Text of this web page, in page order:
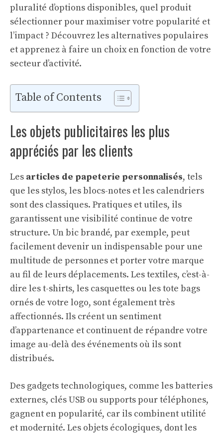
pluralité d’options disponibles, quel produit
sélectionner pour maximiser votre popularité et
l’impact ? Découvrez les alternatives populaires
et apprenez à faire un choix en fonction de votre
secteur d’activité.
Table of Contents
Les objets publicitaires les plus
appréciés par les clients
Les articles de papeterie personnalisés, tels
que les stylos, les blocs-notes et les calendriers
sont des classiques. Pratiques et utiles, ils
garantissent une visibilité continue de votre
structure. Un bic brandé, par exemple, peut
facilement devenir un indispensable pour une
multitude de personnes et porter votre marque
au fil de leurs déplacements. Les textiles, c’est-à-
dire les t-shirts, les casquettes ou les tote bags
ornés de votre logo, sont également très
affectionnés. Ils créent un sentiment
d’appartenance et continuent de répandre votre
image au-delà des événements où ils sont
distribués.
Des gadgets technologiques, comme les batteries
externes, clés USB ou supports pour téléphones,
gagnent en popularité, car ils combinent utilité
et modernité. Les objets écologiques, dont les